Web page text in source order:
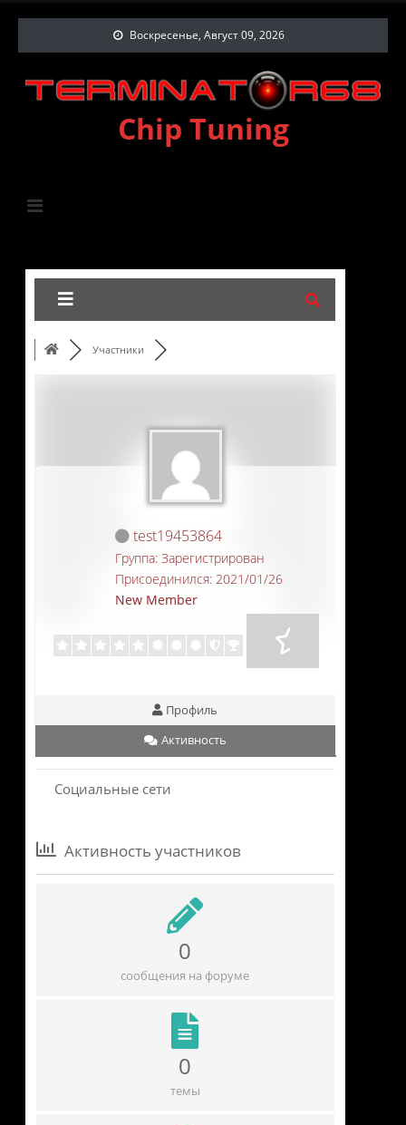
Воскресенье, Август 09, 2026
Chip Tuning
Участники
test19453864
Группа: Зарегистрирован
Присоединился: 2021/01/26
New Member
Профиль
Активность
Социальные сети
Активность участников
0
сообщения на форуме
0
темы